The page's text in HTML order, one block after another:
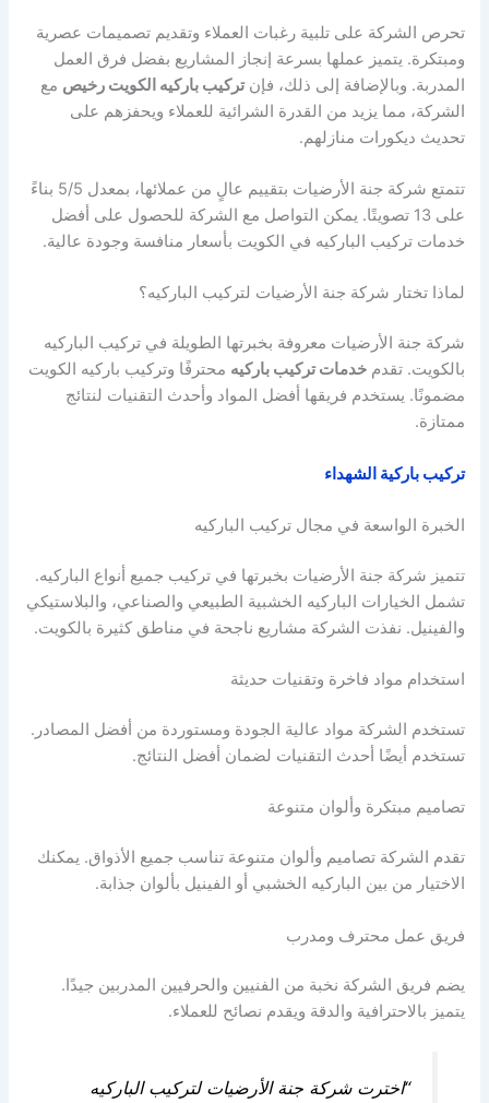
تحرص الشركة على تلبية رغبات العملاء وتقديم تصميمات عصرية
ومبتكرة. يتميز عملها بسرعة إنجاز المشاريع بفضل فرق العمل
المدربة. وبالإضافة إلى ذلك، فإنتركيب باركيه الكويت رخيص مع
الشركة، مما يزيد من القدرة الشرائية للعملاء ويحفزهم على
تحديث ديكورات منازلهم.
تتمتع شركة جنة الأرضيات بتقييم عالٍ من عملائها، بمعدل 5/5 بناءً
على 13 تصويتًا. يمكن التواصل مع الشركة للحصول على أفضل
خدمات تركيب الباركيه في الكويت بأسعار منافسة وجودة عالية.
لماذا تختار شركة جنة الأرضيات لتركيب الباركيه؟
شركة جنة الأرضيات معروفة بخبرتها الطويلة في تركيب الباركيه
بالكويت. تقدمخدمات تركيب باركيه محترفًا وتركيب باركيه الكويت
مضمونًا. يستخدم فريقها أفضل المواد وأحدث التقنيات لنتائج
ممتازة.
تركيب باركية الشهداء
الخبرة الواسعة في مجال تركيب الباركيه
تتميز شركة جنة الأرضيات بخبرتها في تركيب جميع أنواع الباركيه.
تشمل الخيارات الباركيه الخشبية الطبيعي والصناعي، والبلاستيكي
والفينيل. نفذت الشركة مشاريع ناجحة في مناطق كثيرة بالكويت.
استخدام مواد فاخرة وتقنيات حديثة
تستخدم الشركة مواد عالية الجودة ومستوردة من أفضل المصادر.
تستخدم أيضًا أحدث التقنيات لضمان أفضل النتائج.
تصاميم مبتكرة وألوان متنوعة
تقدم الشركة تصاميم وألوان متنوعة تناسب جميع الأذواق. يمكنك
الاختيار من بين الباركيه الخشبي أو الفينيل بألوان جذابة.
فريق عمل محترف ومدرب
يضم فريق الشركة نخبة من الفنيين والحرفيين المدربين جيدًا.
يتميز بالاحترافية والدقة ويقدم نصائح للعملاء.
“اخترت شركة جنة الأرضيات لتركيب الباركيه